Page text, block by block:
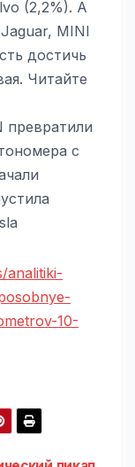
(2,2%). А
MINI
достичь
Читайте
превратили
с
analitiki-
10-